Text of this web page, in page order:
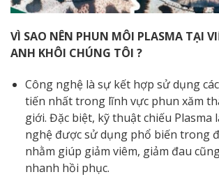
VÌ SAO NÊN PHUN MÔI PLASMA TẠI
ANH KHÔI CHÚNG TÔI ?
Công nghệ là sự kết hợp sử dụng
tiến nhất trong lĩnh vực phun xăm
giới. Đặc biệt, kỹ thuật chiếu Plasma
nghệ được sử dụng phổ biến trong
nhằm giúp giảm viêm, giảm đau
nhanh hồi phục.